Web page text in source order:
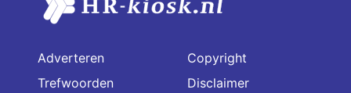
Adverteren
Trefwoorden
Copyright
Disclaimer